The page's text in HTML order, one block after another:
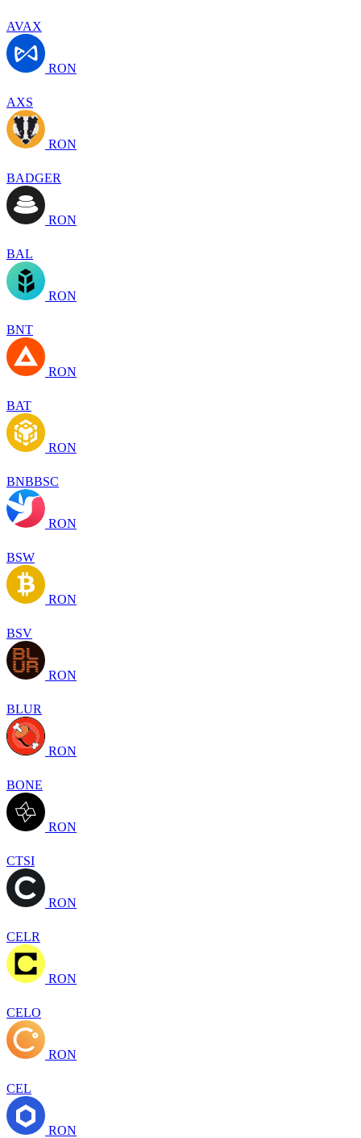
AVAX
RON
AXS
RON
BADGER
RON
BAL
RON
BNT
RON
BAT
RON
BNBBSC
RON
BSW
RON
BSV
RON
BLUR
RON
BONE
RON
CTSI
RON
CELR
RON
CELO
RON
CEL
RON